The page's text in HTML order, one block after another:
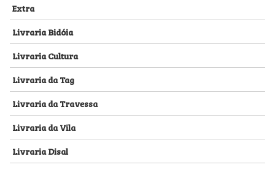
Extra
Livraria Bidóia
Livraria Cultura
Livraria da Tag
Livraria da Travessa
Livraria da Vila
Livraria Disal